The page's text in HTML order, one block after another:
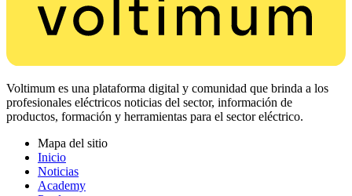
Voltimum es una plataforma digital y comunidad que brinda a los
profesionales eléctricos noticias del sector, información de
productos, formación y herramientas para el sector eléctrico.
Mapa del sitio
Inicio
Noticias
Academy